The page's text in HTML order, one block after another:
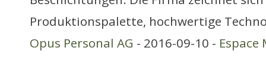
Produktionspalette, hochwertige
Opus Personal AG - 2016-09-10 -